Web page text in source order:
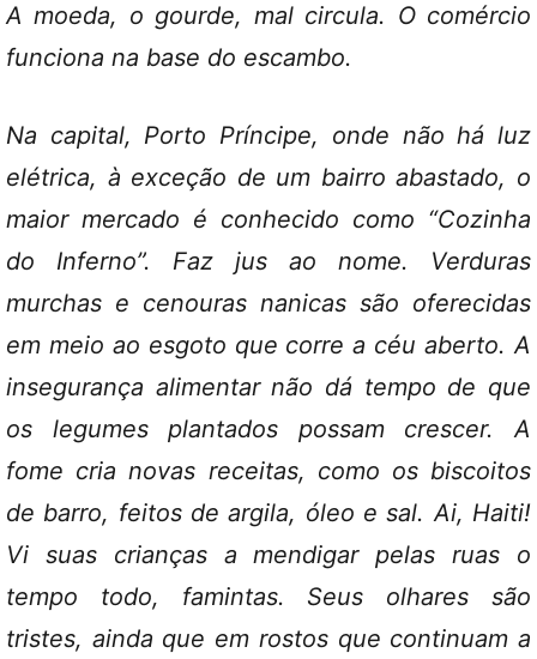
A moeda, o gourde, mal circula. O comércio
funciona na base do escambo.
Na capital, Porto Príncipe, onde não há luz
elétrica, à exceção de um bairro abastado, o
maior mercado é conhecido como “Cozinha
do Inferno”. Faz jus ao nome. Verduras
murchas e cenouras nanicas são oferecidas
em meio ao esgoto que corre a céu aberto. A
insegurança alimentar não dá tempo de que
os legumes plantados possam crescer. A
fome cria novas receitas, como os biscoitos
de barro, feitos de argila, óleo e sal. Ai, Haiti!
Vi suas crianças a mendigar pelas ruas o
tempo todo, famintas. Seus olhares são
tristes, ainda que em rostos que continuam a